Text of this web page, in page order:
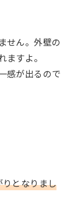
せん。外壁の
すよ。
感が出るので
となりまし